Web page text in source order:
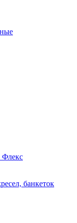
Флекс
банкеток